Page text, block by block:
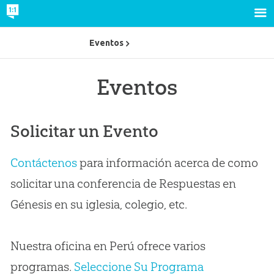
Eventos
Solicitar un Evento
Contáctenospara información acerca de como
solicitar una conferencia de Respuestas en
Génesis en su iglesia, colegio, etc.
Nuestra oficina en Perú ofrece varios
programas. Seleccione Su Programa
Eventos